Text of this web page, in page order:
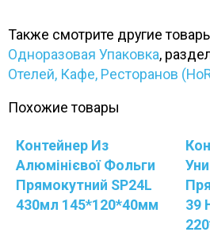
Также смотрите другие
Одноразовая Упаковка,
Отелей, Кафе, Ресторанов
Похожие товары
Контейнер Из
Алюмінієвої Фольги
Прямокутний SP24L
430мл 145*120*40мм
39